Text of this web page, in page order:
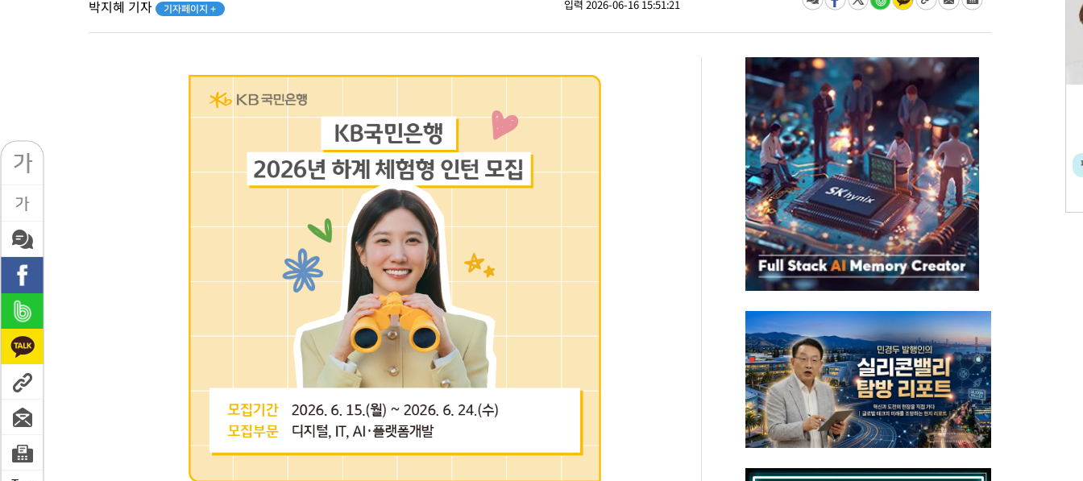
박지혜 기자 기자페이지 + 입력 2026-06-16 15:51:21